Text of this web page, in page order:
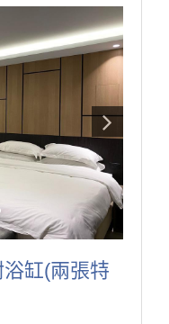
廚房外，
房間唯一一間有的
意的陽台，
在充滿植物的環
！
旅遊或是出差一天
缸(兩張特